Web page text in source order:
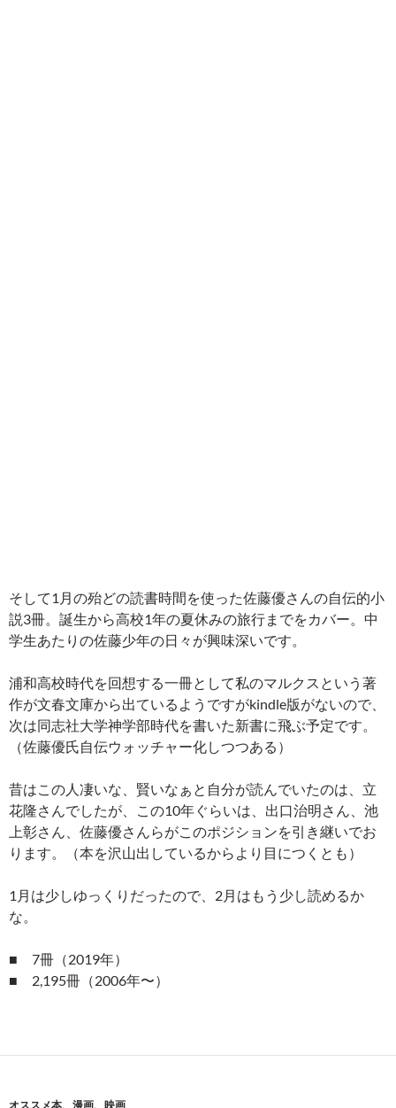
そして1月の殆どの読書時間を使った佐藤優さんの自伝的小
説3冊。誕生から高校1年の夏休みの旅行までをカバー。中
学生あたりの佐藤少年の日々が興味深いです。
浦和高校時代を回想する一冊として私のマルクスという著
作が文春文庫から出ているようですがkindle版がないので、
次は同志社大学神学部時代を書いた新書に飛ぶ予定です。
（佐藤優氏自伝ウォッチャー化しつつある）
昔はこの人凄いな、賢いなぁと自分が読んでいたのは、立
花隆さんでしたが、この10年ぐらいは、出口治明さん、池
上彰さん、佐藤優さんらがこのポジションを引き継いでお
ります。（本を沢山出しているからより目につくとも）
1月は少しゆっくりだったので、2月はもう少し読めるか
な。
■ 7冊（2019年）
■ 2,195冊（2006年〜）
オススメ本、漫画、映画